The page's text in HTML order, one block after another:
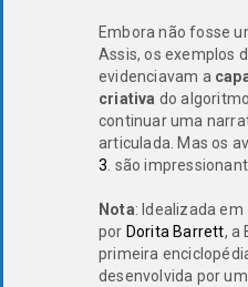
Embora não fosse
Assis, os exemplos
evidenciavam a
criativa do
continuar uma
articulada. Mas os
3 . são
Nota: Idealizada em
por Dorita Barrett, a
primeira
desenvolvida por